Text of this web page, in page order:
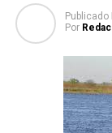
Publicado
Por